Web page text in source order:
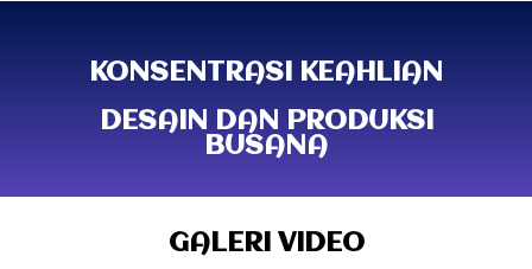
KONSENTRASI KEAHLIAN
DESAIN DAN PRODUKSI
BUSANA
GALERI VIDEO